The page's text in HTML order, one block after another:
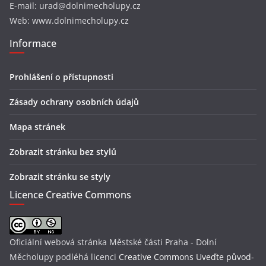
E-mail: urad@dolnimecholupy.cz
Web: www.dolnimecholupy.cz
Informace
Prohlášení o přístupnosti
Zásady ochrany osobních údajů
Mapa stránek
Zobrazit stránku bez stylů
Zobrazit stránku se styly
Licence Creative Commons
Oficiální webová stránka Městské části Praha - Dolní
Měcholupy podléhá licenci Creative Commons Uveďte původ-